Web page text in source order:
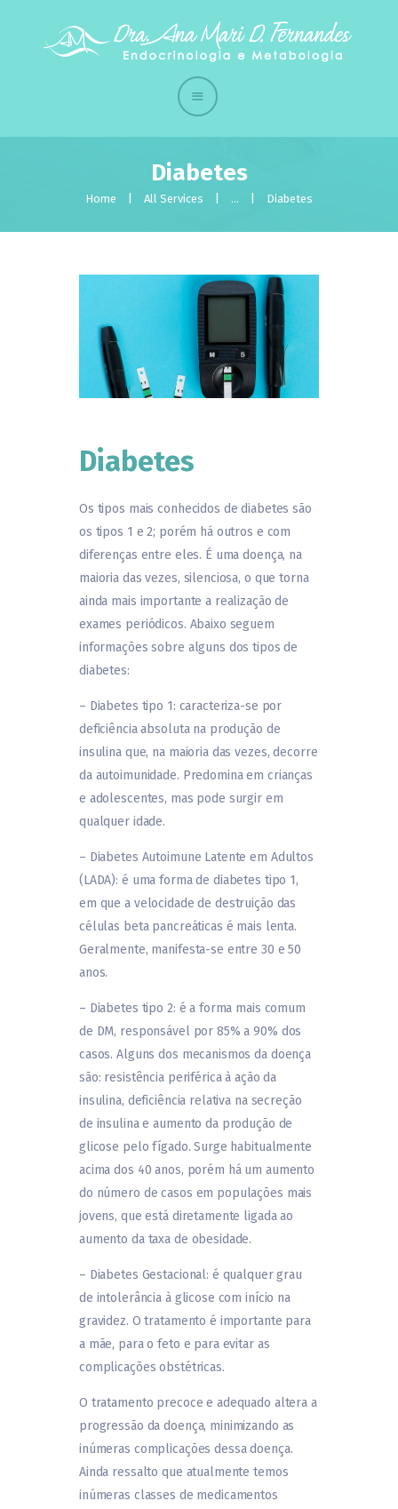
Diabetes
Home All Services ... Diabetes
A Clínica
Tratamentos
Contato
Diabetes
Os tipos mais conhecidos de diabetes são
os tipos 1 e 2; porém há outros e com
diferenças entre eles. É uma doença, na
maioria das vezes, silenciosa, o que torna
ainda mais importante a realização de
exames periódicos. Abaixo seguem
informações sobre alguns dos tipos de
diabetes: ⠀⠀⠀⠀⠀⠀⠀⠀⠀
– Diabetes tipo 1: caracteriza-se por
deficiência absoluta na produção de
insulina que, na maioria das vezes, decorre
da autoimunidade. Predomina em crianças
e adolescentes, mas pode surgir em
qualquer idade.
– Diabetes Autoimune Latente em Adultos
(LADA): é uma forma de diabetes tipo 1,
em que a velocidade de destruição das
células beta pancreáticas é mais lenta.
Geralmente, manifesta-se entre 30 e 50
anos.
– Diabetes tipo 2: é a forma mais comum
de DM, responsável por 85% a 90% dos
casos. Alguns dos mecanismos da doença
são: resistência periférica à ação da
insulina, deficiência relativa na secreção
de insulina e aumento da produção de
glicose pelo fígado. Surge habitualmente
acima dos 40 anos, porém há um aumento
do número de casos em populações mais
jovens, que está diretamente ligada ao
aumento da taxa de obesidade.
– Diabetes Gestacional: é qualquer grau
de intolerância à glicose com início na
gravidez. O tratamento é importante para
a mãe, para o feto e para evitar as
complicações obstétricas.
O tratamento precoce e adequado altera a
progressão da doença, minimizando as
inúmeras complicações dessa doença.
Ainda ressalto que atualmente temos
inúmeras classes de medicamentos